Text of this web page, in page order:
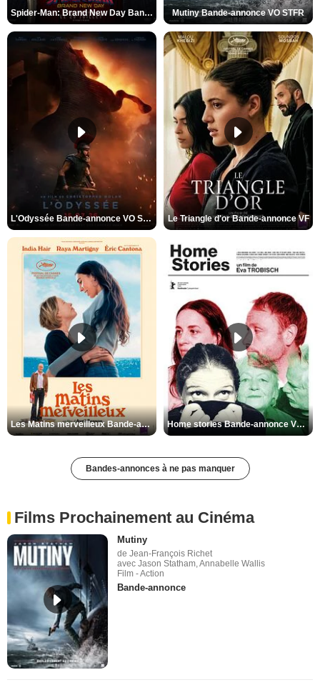
Spider-Man: Brand New Day Bande-annonce VO STFR Mutiny Bande-annonce VO STFR
L'Odyssée Bande-annonce VO STFR Le Triangle d'or Bande-annonce VF
Les Matins merveilleux Bande-annonce VF Home stories Bande-annonce VO STFR
Bandes-annonces à ne pas manquer
Films Prochainement au Cinéma
Mutiny
de Jean-François Richet
avec Jason Statham, Annabelle Wallis
Film - Action
Bande-annonce